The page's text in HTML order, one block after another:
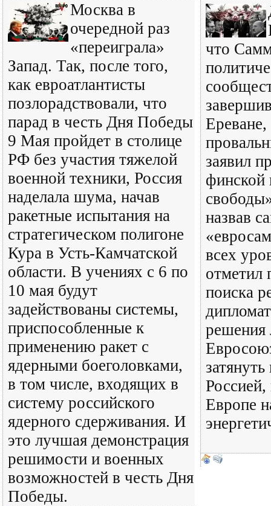
Москва в
очередной раз
«переиграла»
Запад. Так, после того,
как евроатлантисты
позлорадствовали, что
парад в честь Дня Победы
9 Мая пройдет в столице
РФ без участия тяжелой
военной техники, Россия
наделала шума, начав
ракетные испытания на
стратегическом полигоне
Кура в Усть-Камчатской
области. В учениях с 6 по
10 мая будут
задействованы системы,
приспособленные к
применению ракет с
ядерными боеголовками,
в том числе, входящих в
систему российского
ядерного сдерживания. И
это лучшая демонстрация
решимости и военных
возможностей в честь Дня
Победы.
что
Ереване,
заявил
финской
назвав
всех
отметил
поиска
решения
Россией,
Европе